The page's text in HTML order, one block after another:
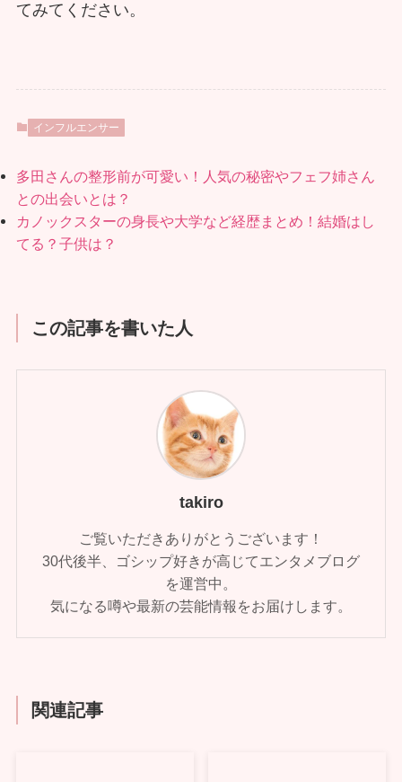
てみてください。
インフルエンサー
多田さんの整形前が可愛い！人気の秘密やフェフ姉さん
との出会いとは？
カノックスターの身長や大学など経歴まとめ！結婚はし
てる？子供は？
この記事を書いた人
takiro
ご覧いただきありがとうございます！
30代後半、ゴシップ好きが高じてエンタメブログ
を運営中。
気になる噂や最新の芸能情報をお届けします。
関連記事